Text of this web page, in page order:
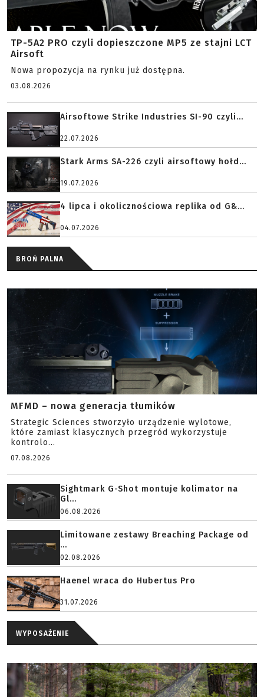
TP-5A2 PRO czyli dopieszczone MP5 ze stajni LCT
Airsoft
Nowa propozycja na rynku już dostępna.
03.08.2026
Airsoftowe Strike Industries SI-90 czyli...
22.07.2026
Stark Arms SA-226 czyli airsoftowy hołd...
19.07.2026
4 lipca i okolicznościowa replika od G&...
04.07.2026
BROŃ PALNA
MFMD – nowa generacja tłumików
Strategic Sciences stworzyło urządzenie wylotowe,
które zamiast klasycznych przegród wykorzystuje
kontrolo...
07.08.2026
Sightmark G-Shot montuje kolimator na
Gl...
06.08.2026
Limitowane zestawy Breaching Package od
...
02.08.2026
Haenel wraca do Hubertus Pro
31.07.2026
WYPOSAŻENIE